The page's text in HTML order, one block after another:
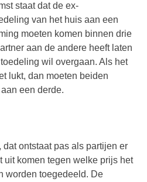
staat dat de ex-
van het huis aan een
moeten komen binnen drie
aan de andere heeft laten
wil overgaan. Als het
lukt, dan moeten beiden
een derde.
ontstaat pas als partijen er
uit komen tegen welke prijs het
worden toegedeeld. De